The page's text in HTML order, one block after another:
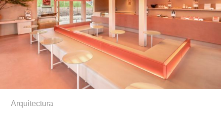
Arquitectura